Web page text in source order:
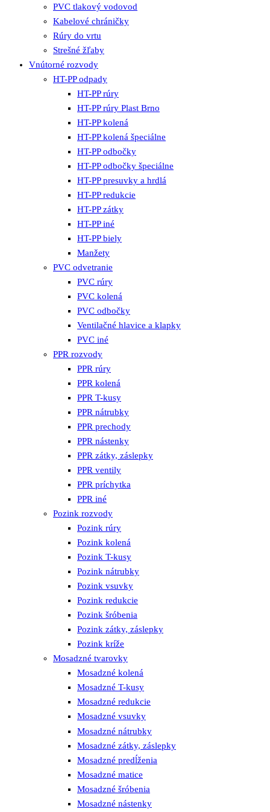
PVC tlakový vodovod
Kabelové chráničky
Rúry do vrtu
Strešné žľaby
Vnútorné rozvody
HT-PP odpady
HT-PP rúry
HT-PP rúry Plast Brno
HT-PP kolená
HT-PP kolená špeciálne
HT-PP odbočky
HT-PP odbočky špeciálne
HT-PP presuvky a hrdlá
HT-PP redukcie
HT-PP zátky
HT-PP iné
HT-PP biely
Manžety
PVC odvetranie
PVC rúry
PVC kolená
PVC odbočky
Ventilačné hlavice a klapky
PVC iné
PPR rozvody
PPR rúry
PPR kolená
PPR T-kusy
PPR nátrubky
PPR prechody
PPR nástenky
PPR zátky, záslepky
PPR ventily
PPR príchytka
PPR iné
Pozink rozvody
Pozink rúry
Pozink kolená
Pozink T-kusy
Pozink nátrubky
Pozink vsuvky
Pozink redukcie
Pozink šróbenia
Pozink zátky, záslepky
Pozink kríže
Mosadzné tvarovky
Mosadzné kolená
Mosadzné T-kusy
Mosadzné redukcie
Mosadzné vsuvky
Mosadzné nátrubky
Mosadzné zátky, záslepky
Mosadzné predĺženia
Mosadzné matice
Mosadzné šróbenia
Mosadzné nástenky